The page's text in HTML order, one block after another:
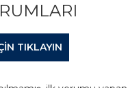
TIKLAYIN